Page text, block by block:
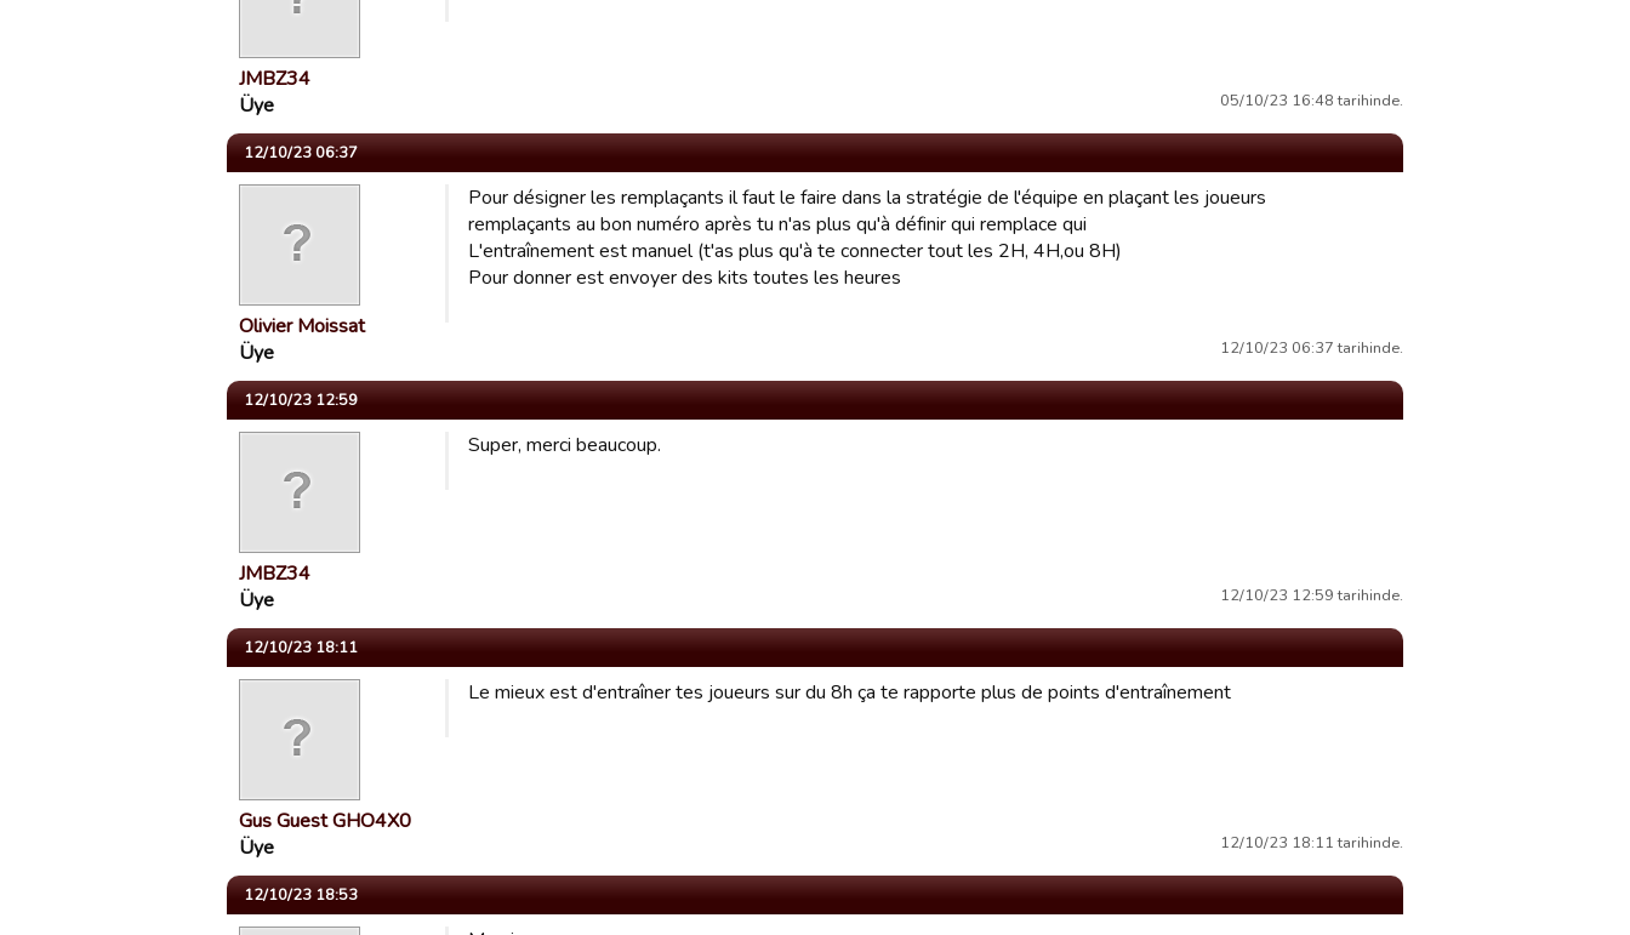
JMBZ34
Üye
05/10/23 16:48 tarihinde.
12/10/23 06:37
Olivier Moissat
Üye
Pour désigner les remplaçants il faut le faire dans la stratégie de l'équipe en plaçant les joueurs
remplaçants au bon numéro après tu n'as plus qu'à définir qui remplace qui
L'entraînement est manuel (t'as plus qu'à te connecter tout les 2H, 4H,ou 8H)
Pour donner est envoyer des kits toutes les heures
12/10/23 06:37 tarihinde.
12/10/23 12:59
JMBZ34
Üye
Super, merci beaucoup.
12/10/23 12:59 tarihinde.
12/10/23 18:11
Gus Guest GHO4X0
Üye
Le mieux est d'entraîner tes joueurs sur du 8h ça te rapporte plus de points d'entraînement
12/10/23 18:11 tarihinde.
12/10/23 18:53